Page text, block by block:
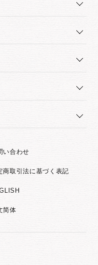
い合わせ
商取引法に基づく表記
简体